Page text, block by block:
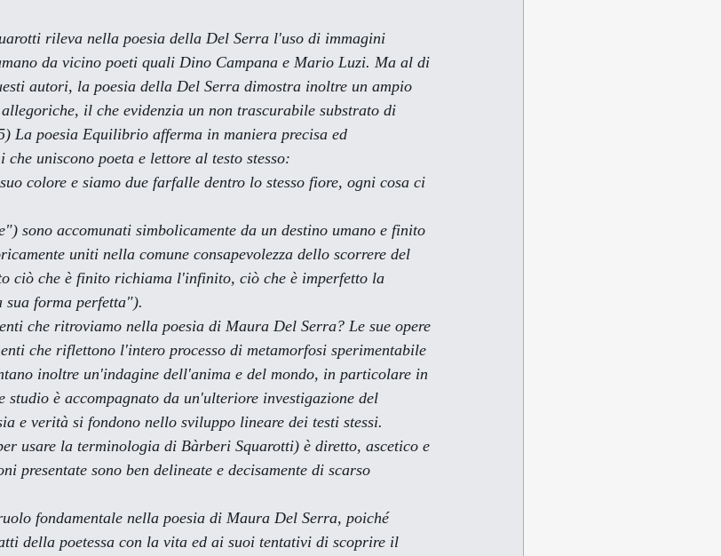
da vicino poeti quali Dino Campana e Mario Luzi. Ma al di
autori, la poesia della Del Serra dimostra inoltre un ampio
il che evidenzia un non trascurabile substrato di
La poesia Equilibrio afferma in maniera precisa ed
uniscono poeta e lettore al testo stesso:
colore e siamo due farfalle dentro lo stesso fiore, ogni cosa ci
sono accomunati simbolicamente da un destino umano e finito
uniti nella comune consapevolezza dello scorrere del
ciò che è finito richiama l'infinito, ciò che è imperfetto la
sua forma perfetta").
che riflettono l'intero processo di metamorfosi sperimentabile
inoltre un'indagine dell'anima e del mondo, in particolare in
è accompagnato da un'ulteriore investigazione del
e verità si fondono nello sviluppo lineare dei testi stessi.
usare la terminologia di Bàrberi Squarotti) è diretto, ascetico e
presentate sono ben delineate e decisamente di scarso
della poetessa con la vita ed ai suoi tentativi di scoprire il